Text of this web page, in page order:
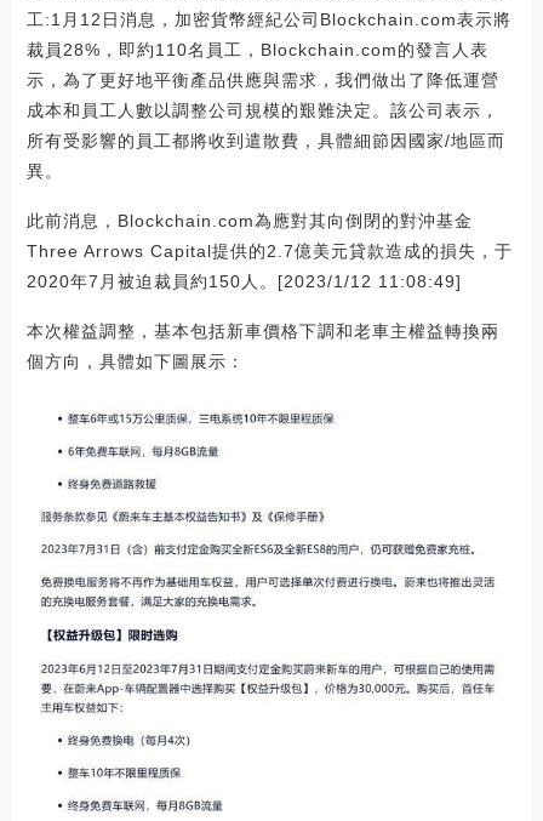
工:1月12日消息，加密貨幣經紀公司Blockchain.com表示將
裁員28%，即約110名員工，Blockchain.com的發言人表
示，為了更好地平衡產品供應與需求，我們做出了降低運營
成本和員工人數以調整公司規模的艱難決定。該公司表示，
所有受影響的員工都將收到遣散費，具體細節因國家/地區而
異。
此前消息，Blockchain.com為應對其向倒閉的對沖基金
Three Arrows Capital提供的2.7億美元貸款造成的損失，于
2020年7月被迫裁員約150人。[2023/1/12 11:08:49]
本次權益調整，基本包括新車價格下調和老車主權益轉換兩
個方向，具體如下圖展示：